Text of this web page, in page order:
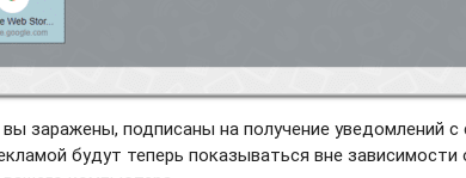
заражены, подписаны на получение уведомлений с
будут теперь показываться вне